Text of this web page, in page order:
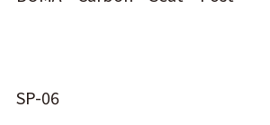
SP-06